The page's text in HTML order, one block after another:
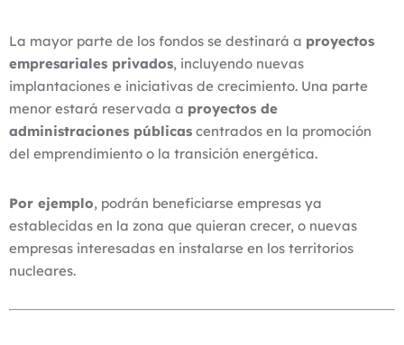
La mayor parte de los fondos se destinará a proyectos
empresariales privados, incluyendo nuevas
implantaciones e iniciativas de crecimiento. Una parte
menor estará reservada a proyectos de
administraciones públicas centrados en la promoción
del emprendimiento o la transición energética.
Por ejemplo, podrán beneficiarse empresas ya
establecidas en la zona que quieran crecer, o nuevas
empresas interesadas en instalarse en los territorios
nucleares.